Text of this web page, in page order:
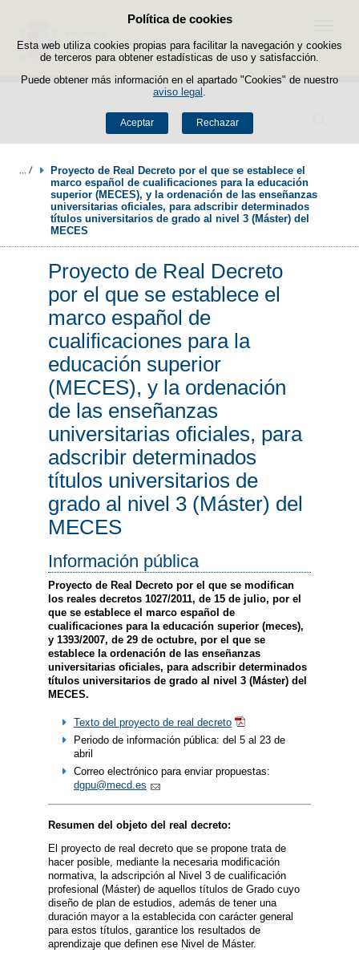
Política de cookies
Esta web utiliza cookies propias para facilitar la navegación y cookies
de terceros para obtener estadísticas de uso y satisfacción.
Puede obtener más información en el apartado "Cookies" de nuestro
aviso legal
Aceptar Rechazar
Saltar al contenido
Buscador
Menú
Proyecto de Real Decreto por el que se establece el
marco español de cualificaciones para la educación
superior (MECES), y la ordenación de las enseñanzas
universitarias oficiales, para adscribir determinados
títulos universitarios de grado al nivel 3 (Máster) del
MECES
Proyecto de Real Decreto
por el que se establece el
marco español de
cualificaciones para la
educación superior
(MECES), y la ordenación
de las enseñanzas
universitarias oficiales, para
adscribir determinados
títulos universitarios de
grado al nivel 3 (Máster) del
MECES
Información pública
Proyecto de Real Decreto por el que se modifican
los reales decretos 1027/2011, de 15 de julio, por el
que se establece el marco español de
cualificaciones para la educación superior (meces),
y 1393/2007, de 29 de octubre, por el que se
establece la ordenación de las enseñanzas
universitarias oficiales, para adscribir determinados
títulos universitarios de grado al nivel 3 (Máster) del
MECES.
Texto del proyecto de real decreto
Periodo de información pública: del 5 al 23 de
abril
Correo electrónico para enviar propuestas:
dgpu@mecd.es
Resumen del objeto del real decreto:
El proyecto de real decreto que se propone trata de
hacer posible, mediante la necesaria modificación
normativa, la adscripción al Nivel 3 de cualificación
profesional (Máster) de aquellos títulos de Grado cuyo
diseño de plan de estudios, además de tener una
duración mayor a la establecida con carácter general
para estos títulos, garantice los resultados de
aprendizaje que definen ese Nivel de Máster.